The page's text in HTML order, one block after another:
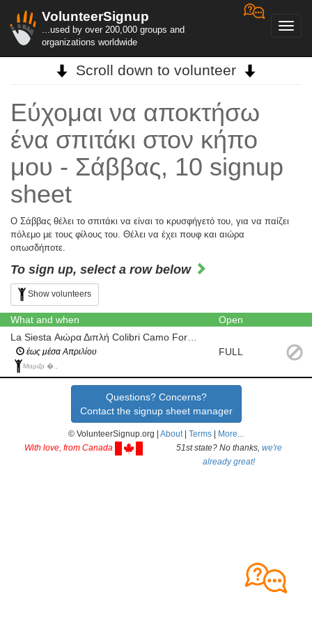
VolunteerSignup
...used by over 200,000 groups and
organizations worldwide
Scroll down to volunteer
Εύχομαι να αποκτήσω
ένα σπιτάκι στον κήπο
μου - Σάββας, 10 signup
sheet
Ο Σάββας θέλει το σπιτάκι να είναι το κρυσφήγετό του, για να παίζει
πόλεμο με τους φίλους του. Θέλει να έχει πουφ και αιώρα
οπωσδήποτε.
To sign up, select a row below
Show volunteers
What and when
Open
έως μέσα Απριλίου
Μαριζα �.,
FULL
Questions? Concerns?
Contact the signup sheet manager
© VolunteerSignup.org | About| Terms
More...
With love, from Canada
51st state? No thanks, we're
already great!